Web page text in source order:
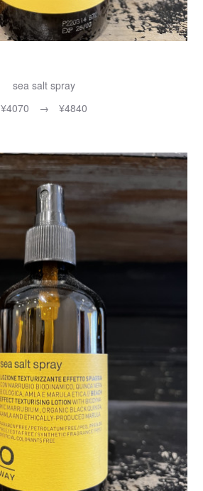
sea salt spray
¥4070 → ¥4840